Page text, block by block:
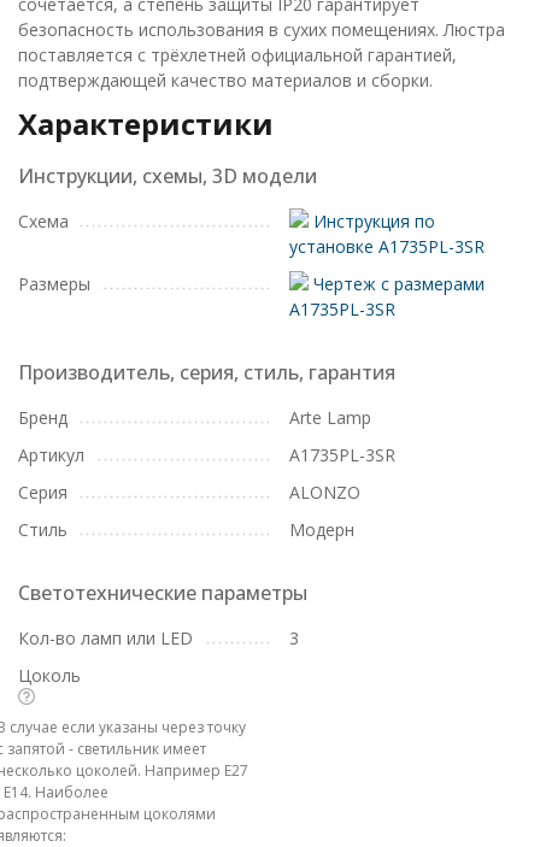
безопасность использования в сухих помещениях. Люстра
поставляется с трёхлетней официальной гарантией,
подтверждающей качество материалов и сборки.
Характеристики
Инструкции, схемы, 3D модели
Схема
Инструкция по
установке A1735PL-3SR
Размеры
Чертеж с размерами
A1735PL-3SR
Производитель, серия, стиль, гарантия
Бренд
Arte Lamp
Артикул
A1735PL-3SR
Серия
ALONZO
Стиль
Модерн
Светотехнические параметры
Кол-во ламп или LED
3
Цоколь
случае если указаны через точку
запятой - светильник имеет
цоколей. Например E27
E14. Наиболее
цоколями